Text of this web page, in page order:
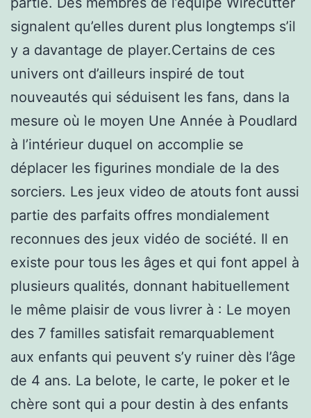
signalent qu’elles durent plus longtemps s’il
y a davantage de player.Certains de ces
univers ont d’ailleurs inspiré de tout
nouveautés qui séduisent les fans, dans la
mesure où le moyen Une Année à Poudlard
à l’intérieur duquel on accomplie se
déplacer les figurines mondiale de la des
sorciers. Les jeux video de atouts font aussi
partie des parfaits offres mondialement
reconnues des jeux vidéo de société. Il en
existe pour tous les âges et qui font appel à
plusieurs qualités, donnant habituellement
le même plaisir de vous livrer à : Le moyen
des 7 familles satisfait remarquablement
aux enfants qui peuvent s’y ruiner dès l’âge
de 4 ans. La belote, le carte, le poker et le
chère sont qui a pour destin à des enfants